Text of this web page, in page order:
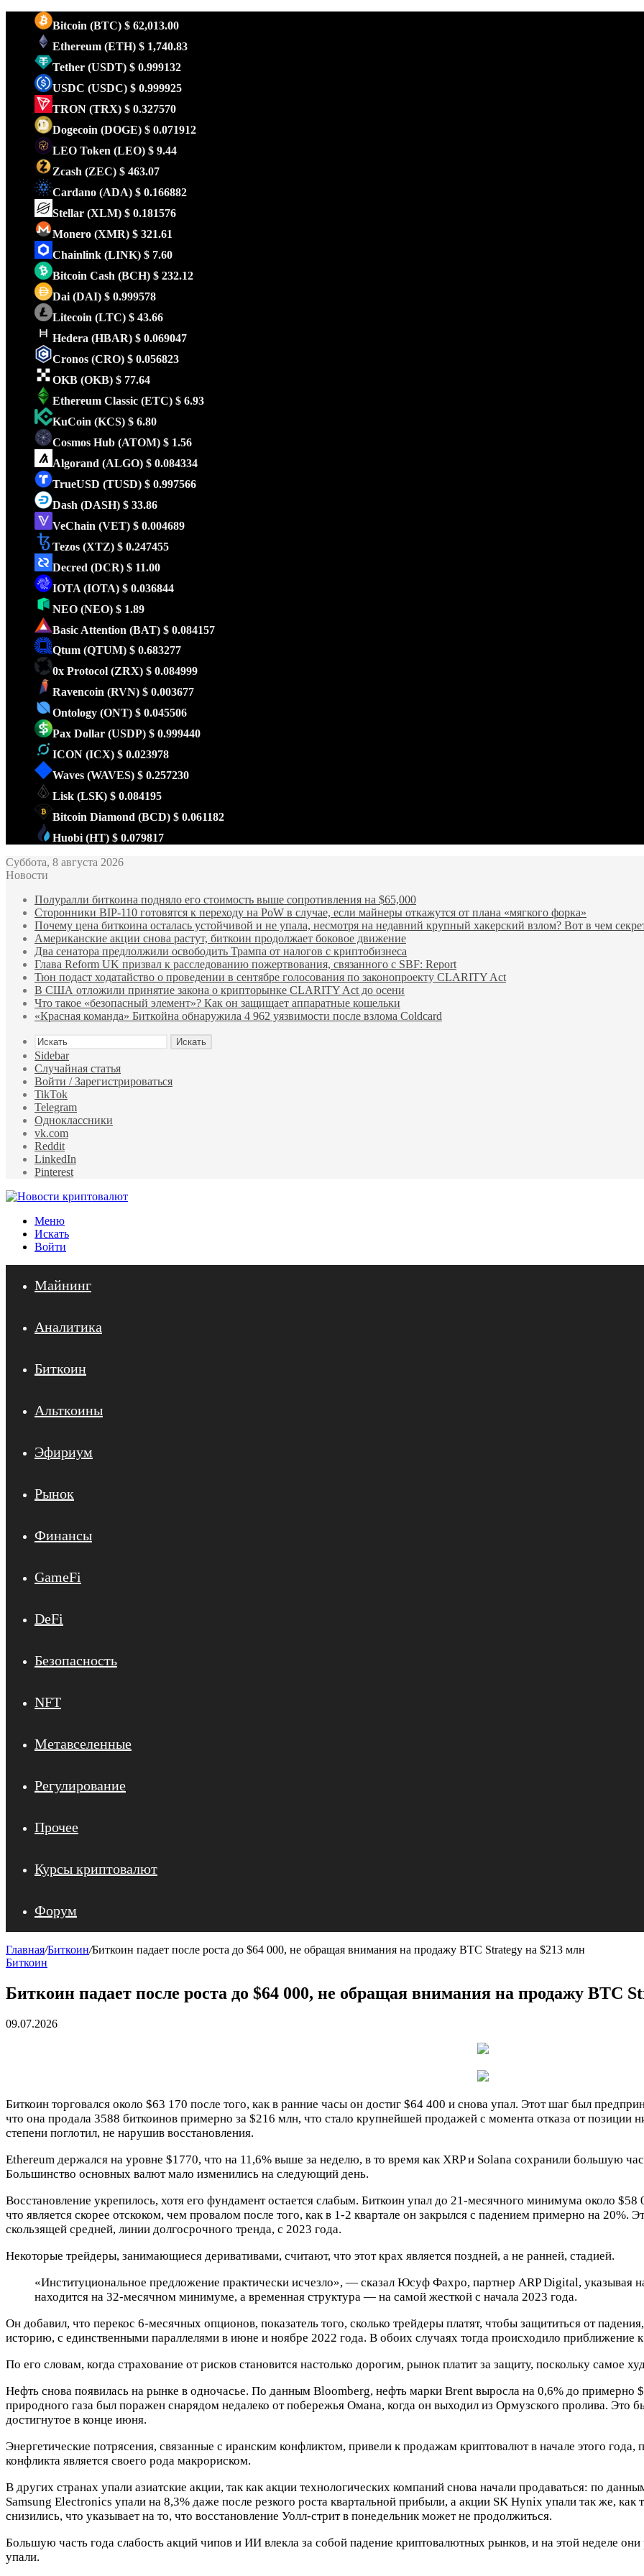
Bitcoin (BTC) $ 62,013.00
Ethereum (ETH) $ 1,740.83
Tether (USDT) $ 0.999132
USDC (USDC) $ 0.999925
TRON (TRX) $ 0.327570
Dogecoin (DOGE) $ 0.071912
LEO Token (LEO) $ 9.44
Zcash (ZEC) $ 463.07
Cardano (ADA) $ 0.166882
Stellar (XLM) $ 0.181576
Monero (XMR) $ 321.61
Chainlink (LINK) $ 7.60
Bitcoin Cash (BCH) $ 232.12
Dai (DAI) $ 0.999578
Litecoin (LTC) $ 43.66
Hedera (HBAR) $ 0.069047
Cronos (CRO) $ 0.056823
OKB (OKB) $ 77.64
Ethereum Classic (ETC) $ 6.93
KuCoin (KCS) $ 6.80
Cosmos Hub (ATOM) $ 1.56
Algorand (ALGO) $ 0.084334
TrueUSD (TUSD) $ 0.997566
Dash (DASH) $ 33.86
VeChain (VET) $ 0.004689
Tezos (XTZ) $ 0.247455
Decred (DCR) $ 11.00
IOTA (IOTA) $ 0.036844
NEO (NEO) $ 1.89
Basic Attention (BAT) $ 0.084157
Qtum (QTUM) $ 0.683277
0x Protocol (ZRX) $ 0.084999
Ravencoin (RVN) $ 0.003677
Ontology (ONT) $ 0.045506
Pax Dollar (USDP) $ 0.999440
ICON (ICX) $ 0.023978
Waves (WAVES) $ 0.257230
Lisk (LSK) $ 0.084195
Bitcoin Diamond (BCD) $ 0.061182
Huobi (HT) $ 0.079817
Суббота, 8 августа 2026
Новости
Полуралли биткоина подняло его стоимость выше сопротивления на $65,000
Сторонники BIP-110 готовятся к переходу на PoW в случае, если майнеры откажутся от плана «мягкого форка»
Почему цена биткоина осталась устойчивой и не упала, несмотря на недавний крупный хакерский взлом? Вот в чем
Американские акции снова растут, биткоин продолжает боковое движение
Два сенатора предлолжили освободить Трампа от налогов с криптобизнеса
Глава Reform UK призвал к расследованию пожертвования, связанного с SBF: Report
Тюн подаст ходатайство о проведении в сентябре голосования по законопроекту CLARITY Act
В США отложили принятие закона о крипторынке CLARITY Act до осени
Что такое «безопасный элемент»? Как он защищает аппаратные кошельки
«Красная команда» Биткойна обнаружила 4 962 уязвимости после взлома Coldcard
Искать
Sidebar
Случайная статья
Войти / Зарегистрироваться
TikTok
Telegram
Одноклассники
vk.com
Reddit
LinkedIn
Pinterest
Меню
Искать
Войти
Майнинг
Аналитика
Биткоин
Альткоины
Эфириум
Рынок
Финансы
GameFi
DeFi
Безопасность
NFT
Метавселенные
Регулирование
Прочее
Курсы криптовалют
Форум
Главная/Биткоин/Биткоин падает после роста до $64 000, не обращая внимания на продажу BTC Strategy на $213 млн
Биткоин
Биткоин падает после роста до $64 000, не обращая внимания на продажу BTC
09.07.2026
Биткоин торговался около $63 170 после того, как в ранние часы он достиг $64 400 и снова упал. Этот шаг был
что она продала 3588 биткоинов примерно за $216 млн, что стало крупнейшей продажей с момента отказа от позиции
степени поглотил, не нарушив восстановления.
Ethereum держался на уровне $1770, что на 11,6% выше за неделю, в то время как XRP и Solana сохранили большую
Большинство основных валют мало изменились на следующий день.
Восстановление укрепилось, хотя его фундамент остается слабым. Биткоин упал до 21-месячного минимума около
что является скорее отскоком, чем провалом после того, как в 1-2 квартале он закрылся с падением примерно на 20%.
скользящей средней, линии долгосрочного тренда, с 2023 года.
Некоторые трейдеры, занимающиеся деривативами, считают, что этот крах является поздней, а не ранней, стадией.
«Институциональное предложение практически исчезло», — сказал Юсуф Фахро, партнер ARP Digital, указывая
находится на 32-месячном минимуме, а временная структура — на самой жесткой с начала 2023 года.
Он добавил, что перекос 6-месячных опционов, показатель того, сколько трейдеры платят, чтобы защититься от
историю, с единственными параллелями в июне и ноябре 2022 года. В обоих случаях тогда происходило приближение
По его словам, когда страхование от рисков становится настолько дорогим, рынок платит за защиту, поскольку самое
Нефть снова появилась на рынке в одночасье. По данным Bloomberg, нефть марки Brent выросла на 0,6% до примерно
природного газа был поражен снарядом недалеко от побережья Омана, когда он выходил из Ормузского пролива. Это
достигнутое в конце июня.
Энергетические потрясения, связанные с иранским конфликтом, привели к продажам криптовалют в начале этого
конфликта является своего рода макрориском.
В других странах упали азиатские акции, так как акции технологических компаний снова начали продаваться: по
Samsung Electronics упали на 8,3% даже после резкого роста квартальной прибыли, а акции SK Hynix упали так же,
снизились, что указывает на то, что восстановление Уолл-стрит в понедельник может не продолжиться.
Большую часть года слабость акций чипов и ИИ влекла за собой падение криптовалютных рынков, и на этой неделе
упали.